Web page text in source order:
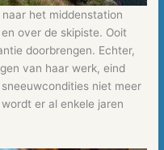
het middenstation
over de skipiste. Ooit
doorbrengen. Echter,
van haar werk, eind
niet meer
er al enkele jaren